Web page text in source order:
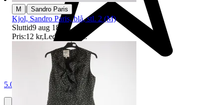
5.0
M | Sandro Paris
Kjol, Sandro Paris, blå, stl. 2 (M)
Sluttid9 aug 18:52 .
Pris:12 kr,Ledande bud.